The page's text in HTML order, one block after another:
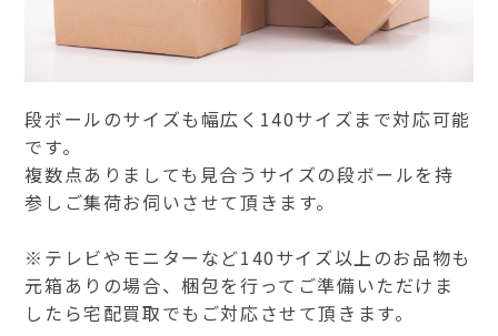
段ボールのサイズも幅広く140サイズまで対応可能
です。
複数点ありましても見合うサイズの段ボールを持
参しご集荷お伺いさせて頂きます。
※テレビやモニターなど140サイズ以上のお品物も
元箱ありの場合、梱包を行ってご準備いただけま
したら宅配買取でもご対応させて頂きます。